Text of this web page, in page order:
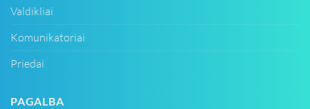
Valdikliai
Komunikatoriai
Priedai
PAGALBA